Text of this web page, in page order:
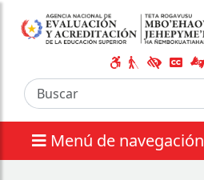
Menú de navegación